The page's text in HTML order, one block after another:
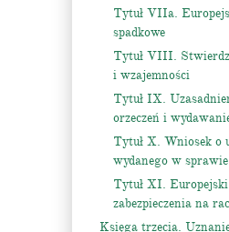
Tytuł VIIa.
spadkowe
Tytuł VIII.
i wzajemności
Tytuł IX.
orzeczeń i
Tytuł X. Wniosek o
wydanego w
Tytuł XI.
zabezpieczenia na
Księga trzecia.